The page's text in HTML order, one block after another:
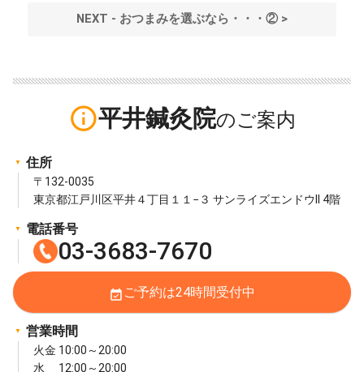
NEXT - おつまみを選ぶなら・・・② >
info_outline平井鍼灸院
住所
〒132-0035
東京都江戸川区平井４丁目１１−３ サンライズエンドウII 4階
電話番号
03-3683-7670
event_available ご予約は24時間受付中
営業時間
火金 10:00～20:00
水 12:00～20:00